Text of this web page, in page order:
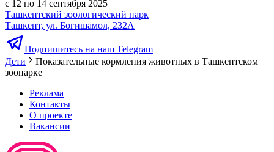
с 12 по 14 сентября 2025
Ташкентский зоологический парк
Ташкент, ул. Богишамол, 232А
Подпишитесь на наш Telegram
Дети
Показательные кормления животных в Ташкентском
зоопарке
Реклама
Контакты
О проекте
Вакансии